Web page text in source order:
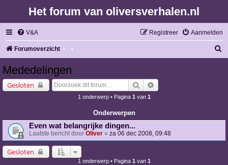
Het forum van oliversverhalen.nl
V&A Aanmelden
Registreer
Forumoverzicht
Mededelingen
Gesloten Zoek
1 onderwerp • Pagina 1 van 1
Onderwerpen
Even wat belangrijke dingen...
Laatste bericht door Oliver « za 06 dec 2008, 09:48
Gesloten
1 onderwerp • Pagina 1 van 1